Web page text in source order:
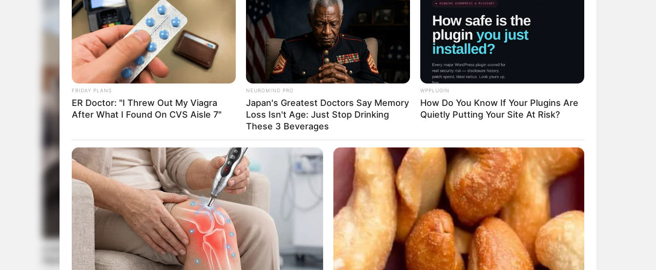
FRIDAY PLANS
ER Doctor: "I Threw Out My Viagra
After What I Found On CVS Aisle 7"
NEUROMIND PRO
Japan's Greatest Doctors Say Memory
Loss Isn't Age: Just Stop Drinking
These 3 Beverages
WPPLUGIN
How Do You Know If Your Plugins Are
Quietly Putting Your Site At Risk?